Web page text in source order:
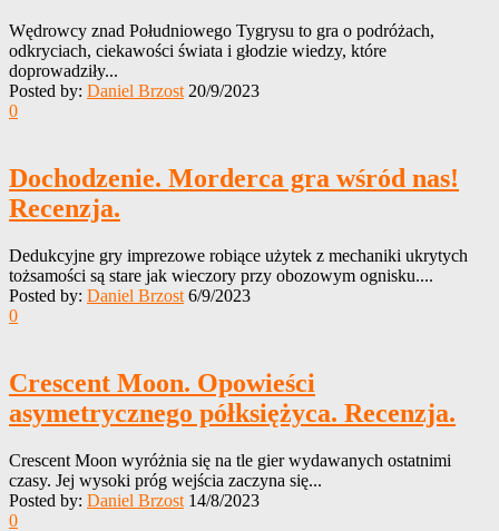
Wędrowcy znad Południowego Tygrysu to gra o podróżach,
odkryciach, ciekawości świata i głodzie wiedzy, które
doprowadziły...
Posted by: Daniel Brzost 20/9/2023
0
Dochodzenie. Morderca gra wśród nas!
Recenzja.
Dedukcyjne gry imprezowe robiące użytek z mechaniki ukrytych
tożsamości są stare jak wieczory przy obozowym ognisku....
Posted by: Daniel Brzost 6/9/2023
0
Crescent Moon. Opowieści
asymetrycznego półksiężyca. Recenzja.
Crescent Moon wyróżnia się na tle gier wydawanych ostatnimi
czasy. Jej wysoki próg wejścia zaczyna się...
Posted by: Daniel Brzost 14/8/2023
0